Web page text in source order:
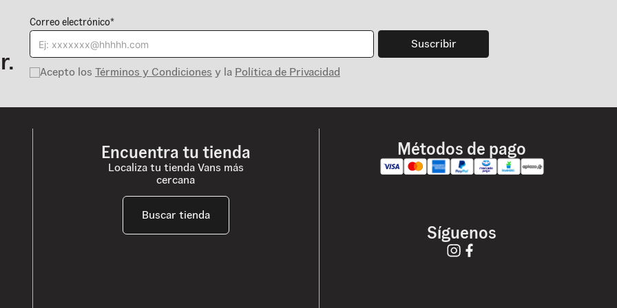
Correo electrónico*
Suscribir
Acepto los Términos y Condiciones y la Política de Privacidad
Encuentra tu tienda
Localiza tu tienda Vans más
cercana
Buscar tienda
Métodos de pago
Síguenos